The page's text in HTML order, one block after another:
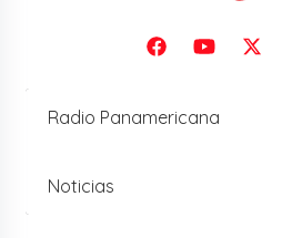
Radio Panamericana
Noticias